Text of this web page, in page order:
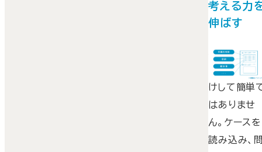
考える力
伸ばす
SBCPシリ
ズの課題は
けして簡単
はありませ
ん。ケースを
読み込み、